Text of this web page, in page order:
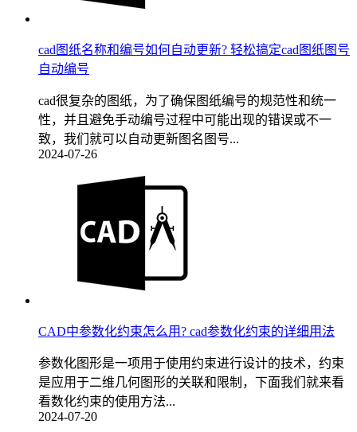
cad图纸名称和编号如何自动更新? 轻松搞定cad图纸图号
自动编号
cad很复杂的图纸，为了确保图纸编号的规范性和统一
性，并且避免手动编号过程中可能出现的错误或不一
致，我们就可以自动更新图名图号...
2024-07-26
CAD中参数化约束怎么用? cad参数化约束的详细用法
参数化图形是一项用于使用约束进行设计的技术，约束
是应用于二维几何图形的关联和限制，下面我们就来看
看数化约束的使用方法...
2024-07-20